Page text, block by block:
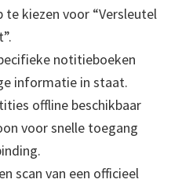
kiezen voor “Versleutel
notitieboeken
informatie in staat.
offline beschikbaar
voor snelle toegang
scan van een officieel